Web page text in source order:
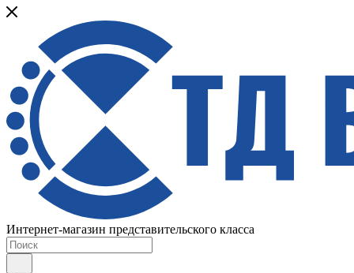
Интернет-магазин представительского класса